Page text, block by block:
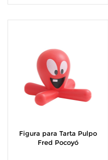
Figura para Tarta Pulpo
Fred Pocoyó